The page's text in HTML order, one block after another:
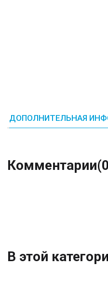
ДОПОЛНИТЕЛЬНАЯ
Комментарии
В этой